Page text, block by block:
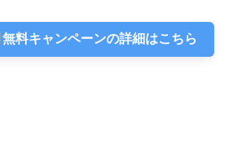
料キャンペーンの詳細はこちら